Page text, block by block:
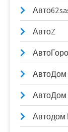
АвтоZ
АвтоДом
АвтоДом